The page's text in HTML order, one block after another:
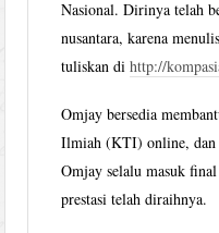
Nasional. Dirinya telah
nusantara, karena
tuliskan dihttp://
Omjay bersedia
Ilmiah (KTI) online, dan
Omjay selalu masuk
prestasi telah diraihnya.